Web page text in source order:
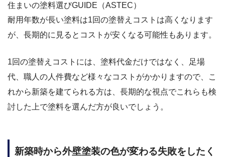
住まいの塗料選びGUIDE（ASTEC）
耐用年数が長い塗料は1回の塗替えコストは高くなります
が、長期的に見るとコストが安くなる可能性もあります。
1回の塗替えコストには、塗料代金だけではなく、足場
代、職人の人件費など様々なコストがかかりますので、こ
れから新築を建てられる方は、長期的な視点でこれらも検
討した上で塗料を選んだ方が良いでしょう。
新築時から外壁塗装の色が変わる失敗をしたく